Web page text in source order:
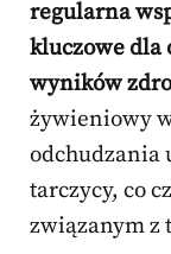
regularna
kluczowe dla
wyników
żywieniowy
odchudzania
tarczycy, co
związanym z